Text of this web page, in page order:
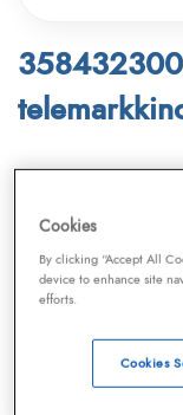
puhelinmyyjien
Lisäksi
puhelinhuijarin
huijausviesti.
mikä varmistaa
Cookies
By clicking “Accept All
device to enhance site
efforts.
Cookies